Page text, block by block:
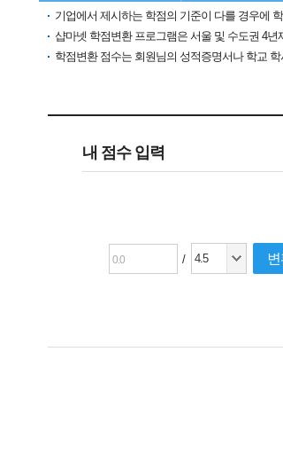
기업에서 제시하는 학점의 기준이 다를 경우에
샵마넷 학점변환 프로그램은 서울 및 수도권 4
학점변환 점수는 회원님의 성적증명서나 학교
내 점수 입력
/